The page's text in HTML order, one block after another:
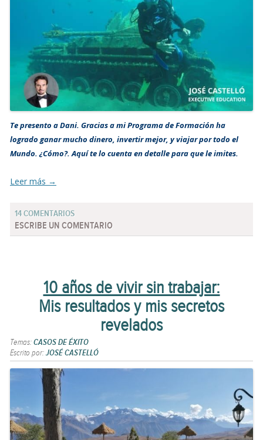
Te presento a Dani. Gracias a mi Programa de Formación ha
logrado ganar mucho dinero, invertir mejor, y viajar por todo el
Mundo. ¿Cómo?. Aquí te lo cuenta en detalle para que le imites.
Leer más →
14 COMENTARIOS
ESCRIBE UN COMENTARIO
10 años de vivir sin trabajar:
Mis resultados y mis secretos
revelados
Temas:CASOS DE ÉXITO
Escrito por:JOSÉ CASTELLÓ